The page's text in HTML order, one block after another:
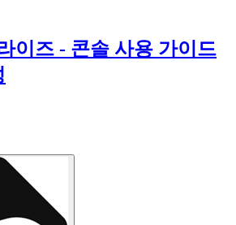
이즈 - 콘솔 사용 가이드